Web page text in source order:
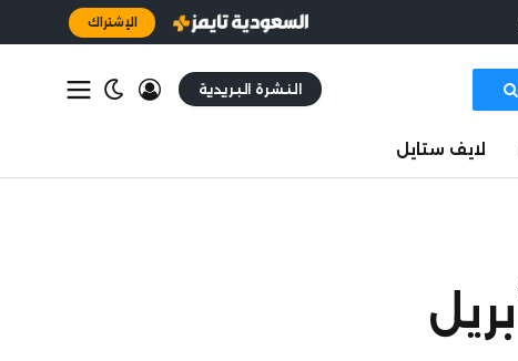
الإشتراك
النشرة البريدية
لايف ستايل